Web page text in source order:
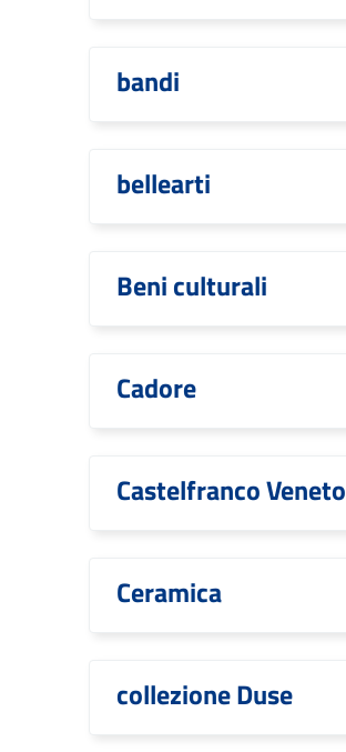
bandi
bellearti
Beni culturali
Cadore
Castelfranco Veneto
Ceramica
collezione Duse